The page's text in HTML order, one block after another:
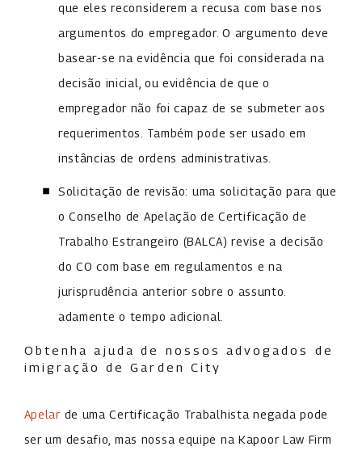
que eles reconsiderem a recusa com base nos
argumentos do empregador. O argumento deve
basear-se na evidência que foi considerada na
decisão inicial, ou evidência de que o
empregador não foi capaz de se submeter aos
requerimentos. Também pode ser usado em
instâncias de ordens administrativas.
Solicitação de revisão: uma solicitação para que
o Conselho de Apelação de Certificação de
Trabalho Estrangeiro (BALCA) revise a decisão
do CO com base em regulamentos e na
jurisprudência anterior sobre o assunto.
adamente o tempo adicional.
Obtenha ajuda de nossos advogados de
imigração de Garden City
Apelarde uma Certificação Trabalhista negada pode
ser um desafio, mas nossa equipe na Kapoor Law Firm